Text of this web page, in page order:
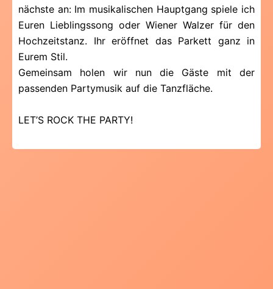
nächste an: Im musikalischen Hauptgang spiele ich
Euren Lieblingssong oder Wiener Walzer für den
Hochzeitstanz. Ihr eröffnet das Parkett ganz in
Eurem Stil.
Gemeinsam holen wir nun die Gäste mit der
passenden Partymusik auf die Tanzfläche.
LET’S ROCK THE PARTY!